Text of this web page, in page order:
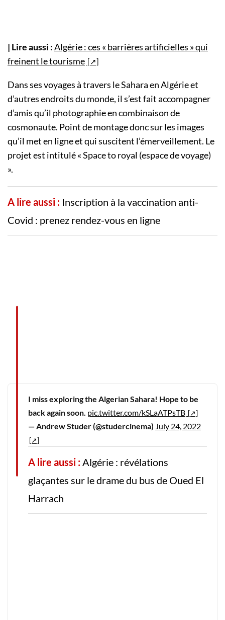
| Lire aussi :Algérie : ces « barrières artificielles » qui
freinent le tourisme
Dans ses voyages à travers le Sahara en Algérie et
d’autres endroits du monde, il s’est fait accompagner
d’amis qu’il photographie en combinaison de
cosmonaute. Point de montage donc sur les images
qu’il met en ligne et qui suscitent l’émerveillement. Le
projet est intitulé « Space to royal (espace de voyage)
».
A lire aussi : Inscription à la vaccination anti-
Covid : prenez rendez-vous en ligne
I miss exploring the Algerian Sahara! Hope to be
back again soon. pic.twitter.com/kSLaATPsTB
— Andrew Studer (@studercinema) July 24, 2022
A lire aussi :Algérie : révélations
glaçantes sur le drame du bus de Oued El
Harrach